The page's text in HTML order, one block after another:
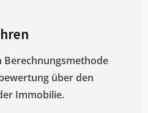
Berechnungsmethode
über den
Immobilie.